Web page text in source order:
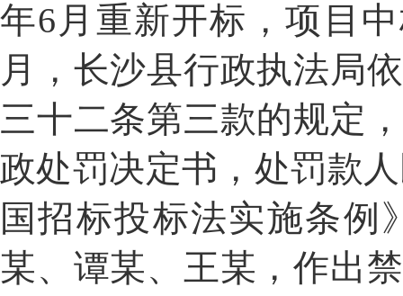
年6 月重新开标，项目
月，长沙县行政执法局
三十二条第三款的规定
政处罚决定书 ， 处罚款
国招标投标法实施条例
某、谭某、王某 ，作出